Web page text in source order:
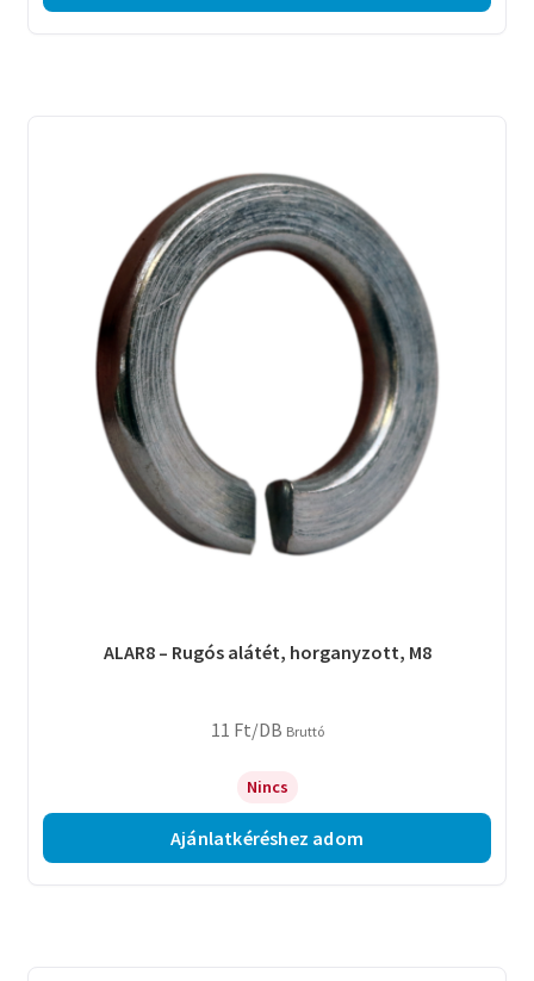
ALAR8 – Rugós alátét, horganyzott, M8
11 Ft/DB Bruttó
Nincs
Ajánlatkéréshez adom